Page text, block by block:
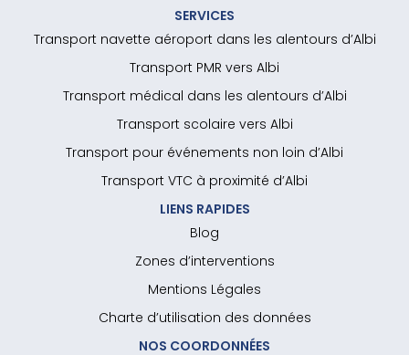
SERVICES
Transport navette aéroport dans les alentours d’Albi
Transport PMR vers Albi
Transport médical dans les alentours d’Albi
Transport scolaire vers Albi
Transport pour événements non loin d’Albi
Transport VTC à proximité d’Albi
LIENS RAPIDES
Blog
Zones d’interventions
Mentions Légales
Charte d’utilisation des données
NOS COORDONNÉES